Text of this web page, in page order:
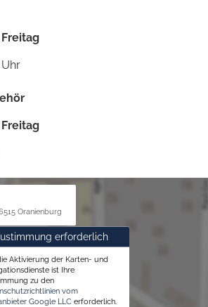
Oranienburg
erforderlich
Aktivierung der Karten- und
ist Ihre
zu den
vom
Google LLC erforderlich.